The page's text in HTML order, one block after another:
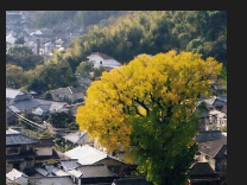
お知らせ一覧
ヘルプ
このサイトについて
関連サイトリンク
サイトマップ